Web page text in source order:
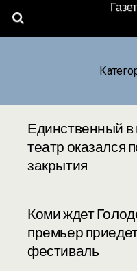
Единственный в
театр оказался
закрытия
Коми ждет
премьер
фестиваль